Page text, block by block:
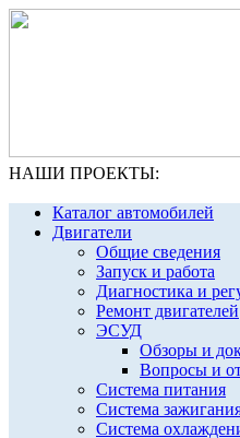
НАШИ ПРОЕКТЫ:
Каталог автомобилей
Двигатели
Общие сведения
Запуск и работа
Диагностика и
Ремонт двигателей
ЭСУД
Обзоры и
Вопросы и
Система питания
Система
Система